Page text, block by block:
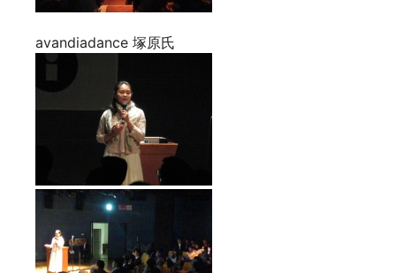
avandiadance 塚原氏